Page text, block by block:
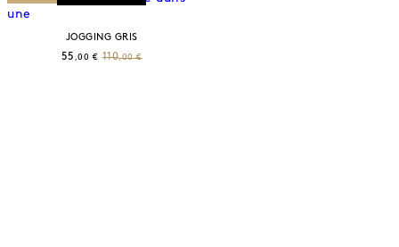
JOGGING GRIS
55 ,00 € 110,00 €